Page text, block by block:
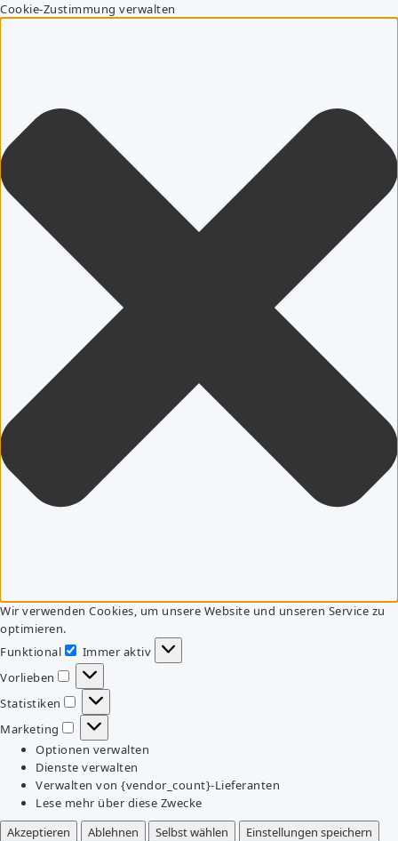
Cookie-Zustimmung verwalten
Wir verwenden Cookies, um unsere Website und unseren Service zu
optimieren.
Funktional
Funktional
Immer aktiv
Vorlieben
Vorlieben
Statistiken
Statistiken
Marketing
Marketing
Optionen verwalten
Dienste verwalten
Verwalten von {vendor_count}-Lieferanten
Lese mehr über diese Zwecke
Akzeptieren
Ablehnen Selbst wählen
Einstellungen speichern